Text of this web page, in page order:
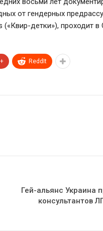
от гендерных
детки»), проходит в
ReddIt
Гей-альянс Украина
консультантов